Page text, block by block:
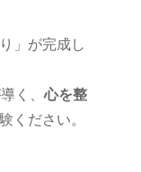
」が完成し
く、心を整
ください。